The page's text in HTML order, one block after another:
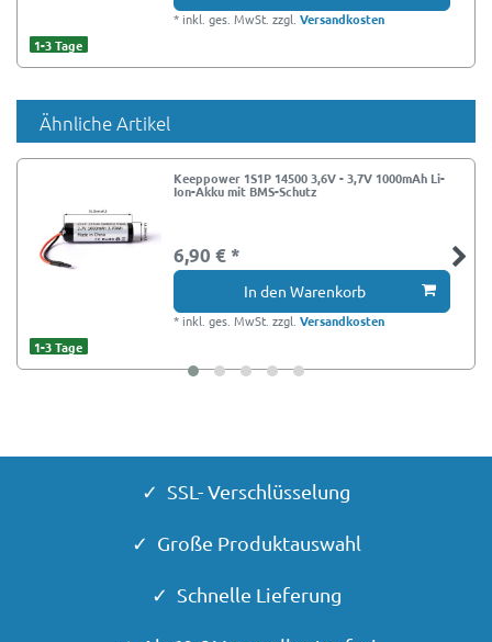
* inkl. ges. MwSt. zzgl.Versandkosten
1-3 Tage
Ähnliche Artikel
Keeppower 1S1P 14500 3,6V - 3,7V 1000mAh Li-
Ion-Akku mit BMS-Schutz
6,90 € *
In den Warenkorb
* inkl. ges. MwSt. zzgl.Versandkosten
1-3 Tage
✓ SSL- Verschlüsselung
✓ Große Produktauswahl
✓ Schnelle Lieferung